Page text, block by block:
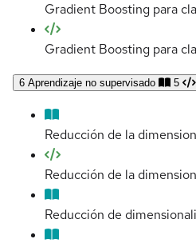
Gradient Boosting para
Gradient Boosting para
6 Aprendizaje no supervisado 5
Reducción de la
Reducción de la
Reducción de